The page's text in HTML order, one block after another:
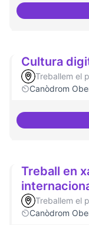
Cultura
Treballem el
Canòdrom
Treball en
Treballem el
Canòdrom